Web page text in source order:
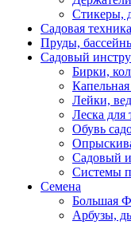
Стикеры,
Садовая техника
Пруды,
Садовый
Бирки,
Лейки,
Леска для
Обувь
Садовый
Системы
Семена
Большая
Арбузы,